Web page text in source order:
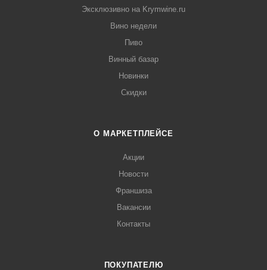
Эксклюзивно на Krymwine.ru
Вино недели
Пиво
Винный базар
Новинки
Скидки
О МАРКЕТПЛЕЙСЕ
Акции
Новости
Франшиза
Вакансии
Контакты
ПОКУПАТЕЛЮ